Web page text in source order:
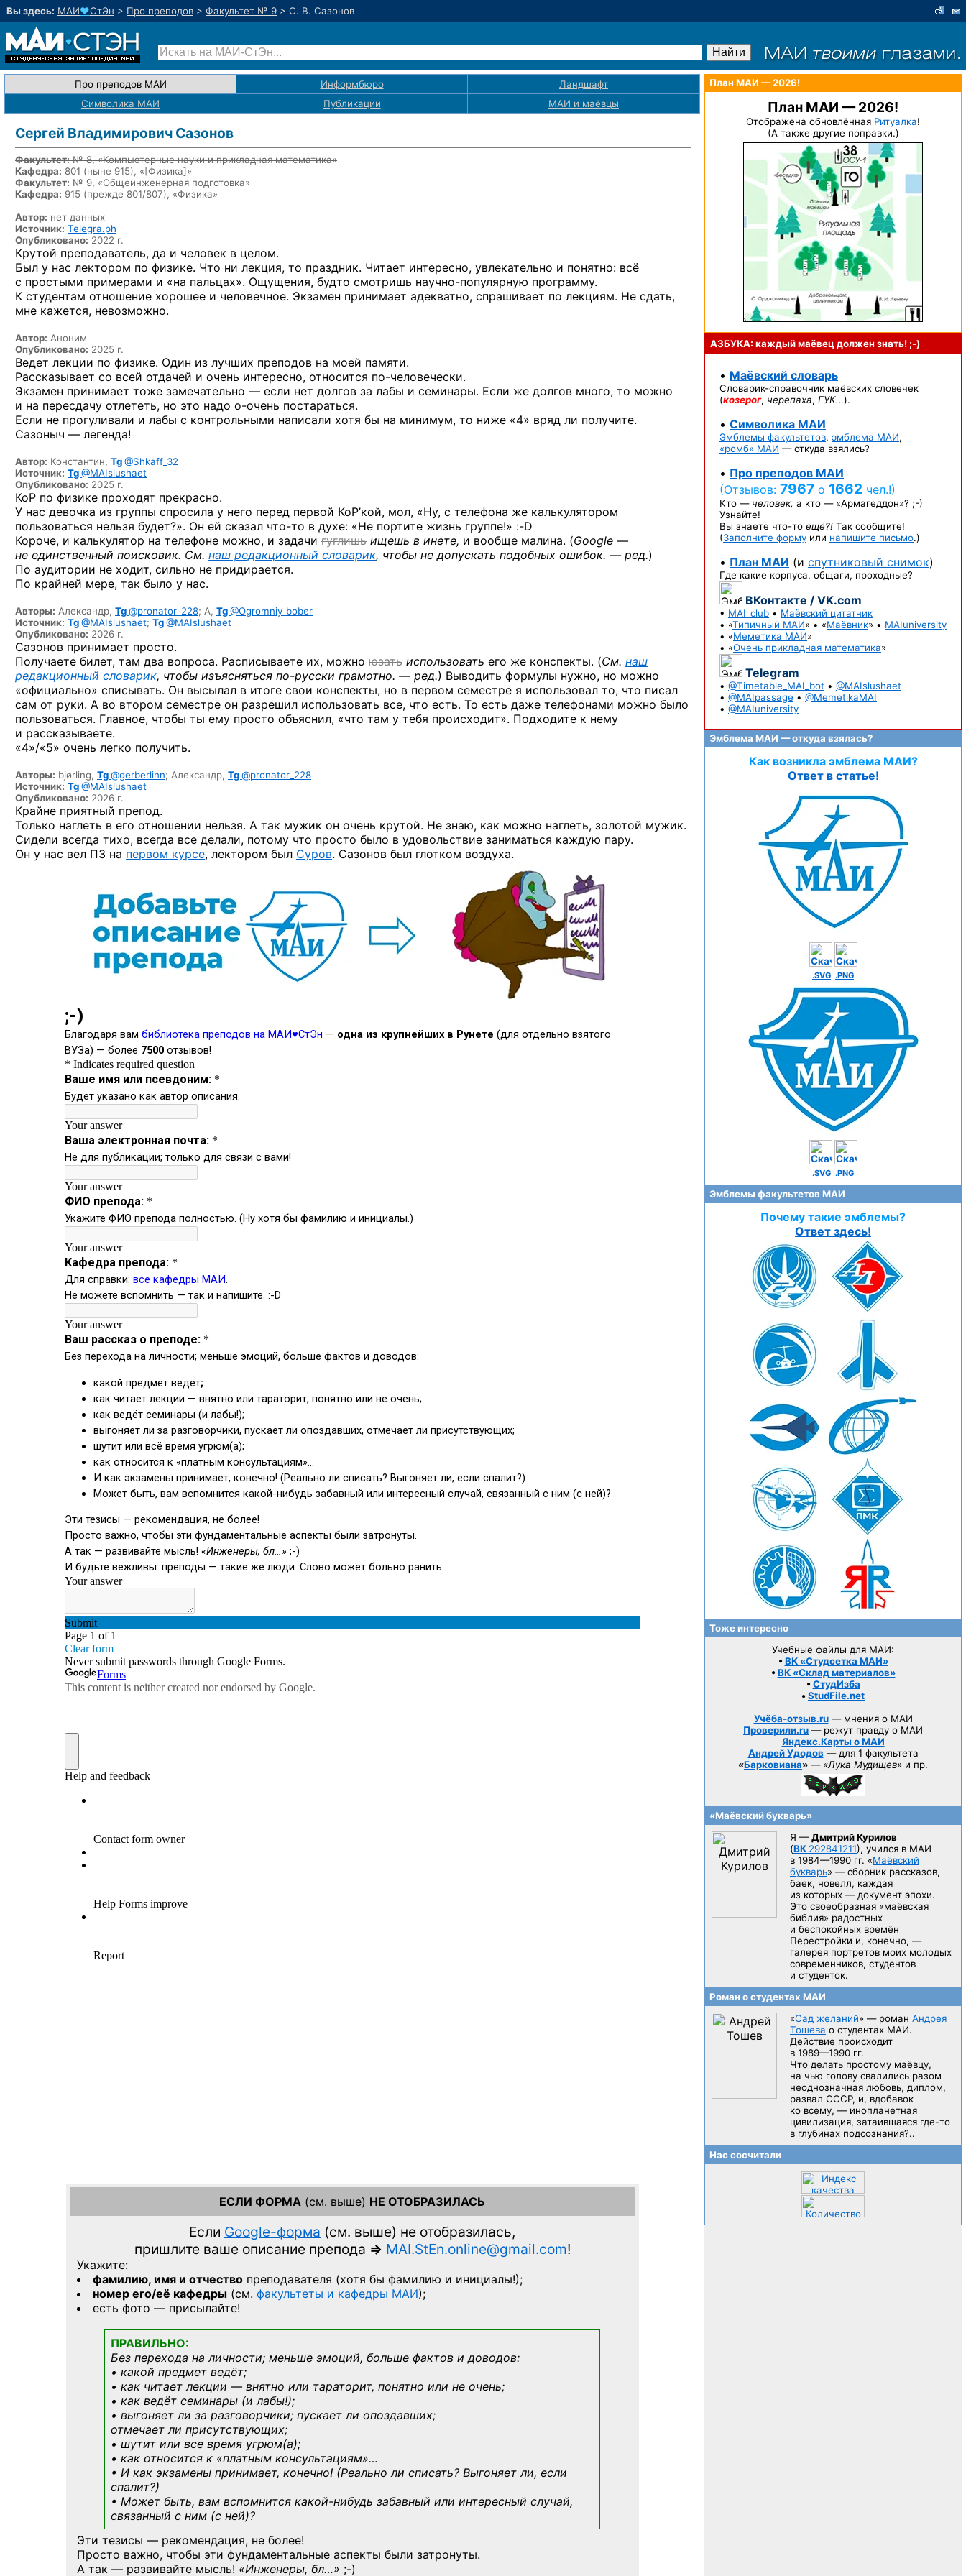
Вы здесь: МАИ♥СтЭн > Про преподов > Факультет № 9 > С. В. Сазонов
Про преподов МАИ Информбюро
Ландшафт
Символика МАИ
Публикации МАИ и маёвцы
Сергей Владимирович Сазонов
Факультет:№ 8, «Компьютерные науки и прикладная математика»
Кафедра:801(ныне 915), «[Физика]»
Факультет: № 9, «Общеинженерная подготовка»
Кафедра: 915 (прежде 801/807), «Физика»
Автор: нет данных
Источник: Telegra.ph
Опубликовано: 2022 г.
Крутой преподаватель, да и человек в целом.
Был у нас лектором по физике. Что ни лекция, то праздник. Читает интересно, увлекательно и понятно: всё
с простыми примерами и «на пальцах». Ощущения, будто смотришь научно-популярную программу.
К студентам отношение хорошее и человечное. Экзамен принимает адекватно, спрашивает по лекциям. Не сдать,
мне кажется, невозможно.
Автор: Аноним
Опубликовано: 2025 г.
Ведет лекции по физике. Один из лучших преподов на моей памяти.
Рассказывает со всей отдачей и очень интересно, относится по-человечески.
Экзамен принимает тоже замечательно — если нет долгов за лабы и семинары. Если же долгов много, то можно
и на пересдачу отлететь, но это надо о-очень постараться.
Если не прогуливали и лабы с контрольными написали хотя бы на минимум, то ниже «4» вряд ли получите.
Сазоныч — легенда!
Автор: Константин, Tg@Shkaff_32
Источник: Tg@MAIslushaet
Опубликовано: 2025 г.
КоР по физике проходят прекрасно.
У нас девочка из группы спросила у него перед первой КоР’кой, мол, «Ну, с телефона же калькулятором
пользоваться нельзя будет?». Он ей сказал что-то в духе: «Не портите жизнь группе!» :-D
Короче, и калькулятор на телефоне можно, и задачи гуглишь ищешь в инете, и вообще малина. (Google —
не единственный поисковик. См. наш редакционный словарик, чтобы не допускать подобных ошибок. — ред.)
По аудитории не ходит, сильно не придирается.
По крайней мере, так было у нас.
Авторы: Александр, Tg@pronator_228; А, Tg@Ogromniy_bober
Источник: Tg@MAIslushaet; Tg@MAIslushaet
Опубликовано: 2026 г.
Сазонов принимает просто.
Получаете билет, там два вопроса. Расписываете их, можно юзать использовать его же конспекты. (См. наш
редакционный словарик, чтобы изъясняться по-русски грамотно. — ред.) Выводить формулы нужно, но можно
«официально» списывать. Он высылал в итоге свои конспекты, но в первом семестре я использовал то, что писал
сам от руки. А во втором семестре он разрешил использовать все, что есть. То есть даже телефонами можно было
пользоваться. Главное, чтобы ты ему просто объяснил, «что там у тебя происходит». Подходите к нему
и рассказываете.
«4»/«5» очень легко получить.
Авторы: bjørling, Tg@gerberlinn; Александр, Tg@pronator_228
Источник: Tg@MAIslushaet
Опубликовано: 2026 г.
Крайне приятный препод.
Только наглеть в его отношении нельзя. А так мужик он очень крутой. Не знаю, как можно наглеть, золотой мужик.
Сидели всегда тихо, всегда все делали, потому что просто было в удовольствие заниматься каждую пару.
Он у нас вел ПЗ на первом курсе, лектором был Суров. Сазонов был глотком воздуха.
ЕСЛИ ФОРМА (см. выше) НЕ ОТОБРАЗИЛАСЬ
Если Google-форма (см. выше) не отобразилась,
пришлите ваше описание препода => MAI.StEn.online@gmail.com!
Укажите:
фамилию, имя и отчествопреподавателя (хотя бы фамилию и инициалы!);
номер его/её кафедры(см. факультеты и кафедры МАИ);
есть фото — присылайте!
ПРАВИЛЬНО:
Без перехода на личности; меньше эмоций, больше фактов и доводов:
• какой предмет ведёт;
• как читает лекции — внятно или тараторит, понятно или не очень;
• как ведёт семинары (и лабы!);
• выгоняет ли за разговорчики; пускает ли опоздавших;
отмечает ли присутствующих;
• шутит или все время угрюм(а);
• как относится к «платным консультациям»…
• И как экзамены принимает, конечно! (Реально ли списать? Выгоняет ли, если
спалит?)
• Может быть, вам вспомнится какой-нибудь забавный или интересный случай,
связанный с ним (с ней)?
Эти тезисы — рекомендация, не более!
Просто важно, чтобы эти фундаментальные аспекты были затронуты.
А так — развивайте мысль! «Инженеры, бл…» ;-)
План МАИ — 2026!
План МАИ — 2026!
Отображена обновлённая Ритуалка!
(А также другие поправки.)
АЗБУКА: каждый маёвец должензнать! ;-)
• Маёвский словарь
Словарик-справочник маёвских словечек
(козерог, черепаха, ГУК…).
• Символика МАИ
Эмблемы факультетов, эмблема МАИ,
«ромб» МАИ — откуда взялись?
• Про преподов МАИ
(Отзывов: 7967 о 1662 чел.!)
Кто — человек, а кто — «Армагеддон»? ;-)
Узнайте!
Вы знаете что-то ещё?! Так сообщите!
(Заполните форму или напишите письмо.)
• План МАИ (и спутниковый снимок)
Где какие корпуса, общаги, проходные?
ВКонтакте / VK.com
• MAI_club • Маёвский цитатник
• «Типичный МАИ» • «Маёвник» • MAIuniversity
• «Меметика МАИ»
• «Очень прикладная математика»
Telegram
• @Timetable_MAI_bot • @MAIslushaet
• @MAIpassage • @MemetikaMAI
• @MAIuniversity
Эмблема МАИ — откуда взялась?
Как возникла эмблема МАИ?
Ответ в статье!
.SVG .PNG
.SVG .PNG
Эмблемы факультетов МАИ
Почему такие эмблемы?
Ответ здесь!
Тоже интересно
Учебные файлы для МАИ:
• ВК «Студсетка МАИ»
• ВК «Склад материалов»
• СтудИзба
• StudFile.net
Учёба-отзыв.ru— мнения о МАИ
Проверили.ru — режут правду о МАИ
Яндекс.Карты о МАИ
Андрей Удодов — для 1 факультета
«Барковиана» — «Лука Мудищев» и пр.
«Маёвский букварь»
Я —Дмитрий Курилов
(ВК 292841211), учился в МАИ
в 1984—1990 гг. «Маёвский
букварь» — сборник рассказов,
баек, новелл, каждая
из которых — документ эпохи.
Это своеобразная «маёвская
библия» радостных
и беспокойных времён
Перестройки и, конечно, —
галерея портретов моих молодых
современников, студентов
и студенток.
Роман о студентах МАИ
«Сад желаний» — роман Андрея
Тошева о студентах МАИ.
Действие происходит
в 1989—1990 гг.
Что делать простому маёвцу,
на чью голову свалились разом
неоднозначная любовь, диплом,
развал CCCP, и, вдобавок
ко всему, — инопланетная
цивилизация, затаившаяся где-то
в глубинах подсознания?..
Нас сосчитали